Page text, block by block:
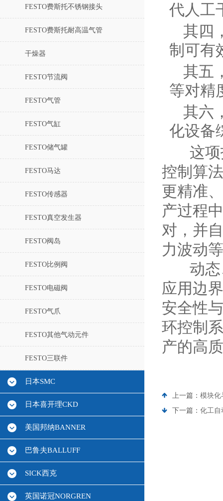
FESTO费斯托不锈钢接头
FESTO费斯托耐高温气管
干燥器
FESTO节流阀
FESTO气管
FESTO气缸
FESTO储气罐
FESTO马达
FESTO传感器
FESTO真空发生器
FESTO阀岛
FESTO比例阀
FESTO电磁阀
FESTO气爪
FESTO其他气动元件
FESTO三联件
日本SMC
日本喜开理CKD
美国邦纳BANNER
巴鲁夫BALLUFF
SICK西克
英国诺冠NORGREN
代人工
其四
制可有
其五
等对精
其六
化设备
这项技
控制算
更精准
产过程
对，并
力波动
动态、
应用边
安全性
环控制
产的高
上一篇： 模块化
下一篇： 化工自